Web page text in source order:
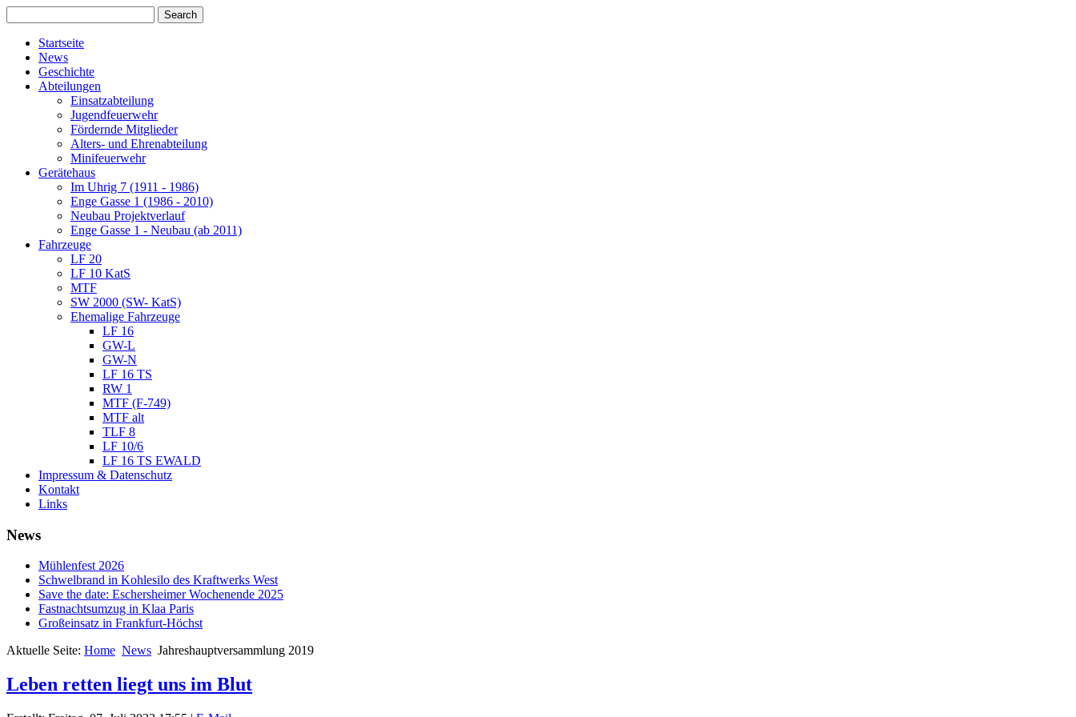
Startseite
News
Geschichte
Abteilungen
Einsatzabteilung
Jugendfeuerwehr
Fördernde Mitglieder
Alters- und Ehrenabteilung
Minifeuerwehr
Gerätehaus
Im Uhrig 7 (1911 - 1986)
Enge Gasse 1 (1986 - 2010)
Neubau Projektverlauf
Enge Gasse 1 - Neubau (ab 2011)
Fahrzeuge
LF 20
LF 10 KatS
MTF
SW 2000 (SW- KatS)
Ehemalige Fahrzeuge
LF 16
GW-L
GW-N
LF 16 TS
RW 1
MTF (F-749)
MTF alt
TLF 8
LF 10/6
LF 16 TS EWALD
Impressum & Datenschutz
Kontakt
Links
News
Mühlenfest 2026
Schwelbrand in Kohlesilo des Kraftwerks West
Save the date: Eschersheimer Wochenende 2025
Fastnachtsumzug in Klaa Paris
Großeinsatz in Frankfurt-Höchst
Aktuelle Seite: Home News Jahreshauptversammlung 2019
Leben retten liegt uns im Blut